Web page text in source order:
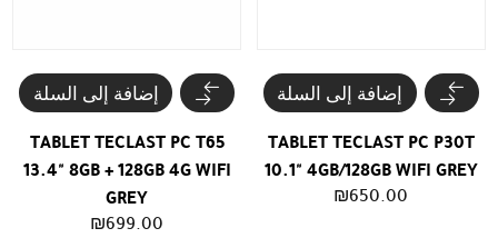
TABLET TECLAST PC P30T
10.1" 4GB/128GB WIFI GREY
₪650.00
إضافة إلى السلة
TABLET TECLAST PC T65
13.4" 8GB + 128GB 4G WIFI
GREY
₪699.00
إضافة إلى السلة